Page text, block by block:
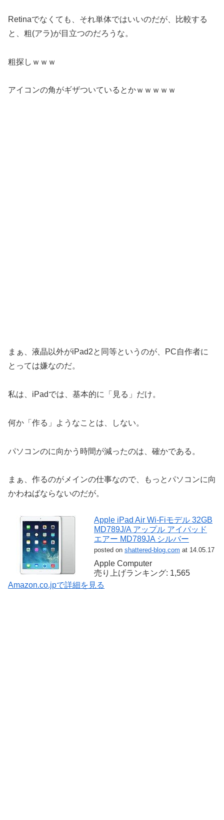
Retinaでなくても、それ単体ではいいのだが、比較する
と、粗(アラ)が目立つのだろうな。
粗探しｗｗｗ
アイコンの角がギザついているとかｗｗｗｗｗ
まぁ、液晶以外がiPad2と同等というのが、PC自作者に
とっては嫌なのだ。
私は、iPadでは、基本的に「見る」だけ。
何か「作る」ようなことは、しない。
パソコンのに向かう時間が減ったのは、確かである。
まぁ、作るのがメインの仕事なので、もっとパソコンに向
かわねばならないのだが。
Apple iPad Air Wi-Fiモデル 32GB
MD789J/A アップル アイパッド
エアー MD789JA シルバー
posted on shattered-blog.com at 14.05.17
Apple Computer
売り上げランキング: 1,565
Amazon.co.jpで詳細を見る